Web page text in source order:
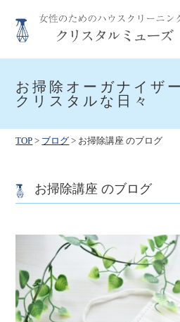
content
お掃除オーガナイザ
クリスタルな日々
TOP > ブログ > お掃除講座 のブログ
お掃除講座 のブログ